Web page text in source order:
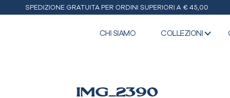
SPEDIZIONE GRATUITA PER ORDINI SUPERIORI A € 45,00
CHI SIAMO COLLEZIONI
IMG_2390